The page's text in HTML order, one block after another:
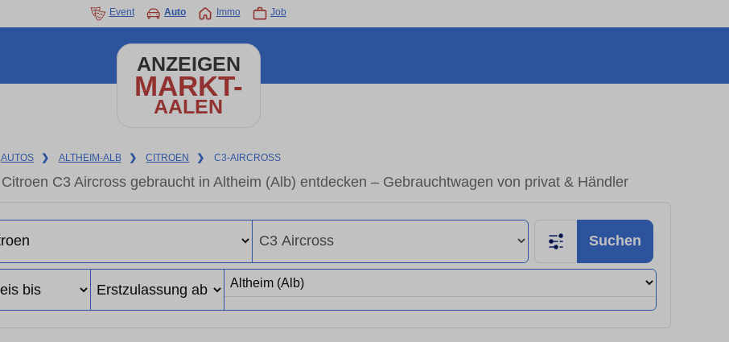
Event Auto Immo Job
ANZEIGEN
MARKT-
AALEN
AUTOS ❯ ALTHEIM-ALB ❯ CITROEN ❯ C3-AIRCROSS
Citroen C3 Aircross gebraucht in Altheim (Alb) entdecken – Gebrauchtwagen von privat & Händler
Suchen